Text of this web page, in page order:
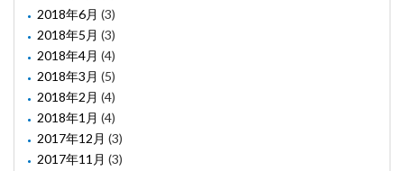
2018年6月 (3)
2018年5月 (3)
2018年4月 (4)
2018年3月 (5)
2018年2月 (4)
2018年1月 (4)
2017年12月 (3)
2017年11月 (3)